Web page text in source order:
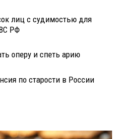
лиц с судимостью для
РФ
оперу и спеть арию
по старости в России